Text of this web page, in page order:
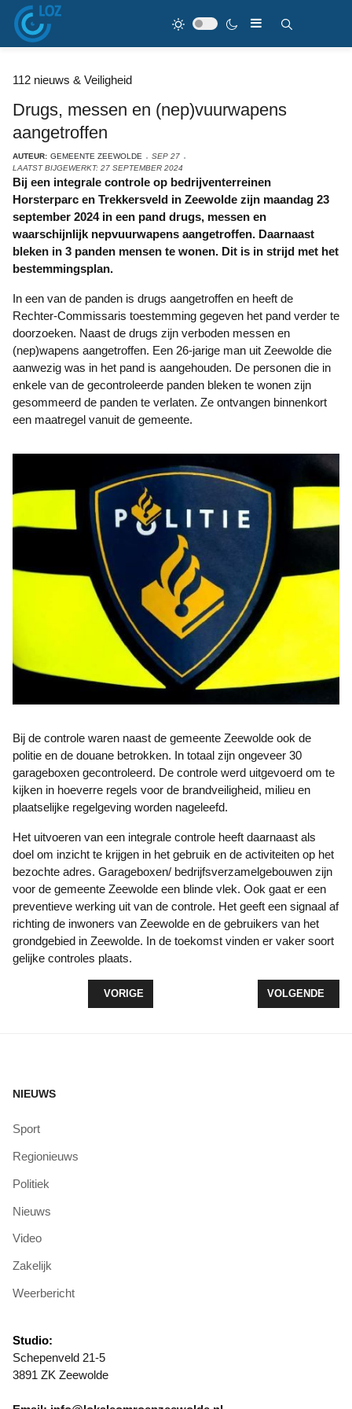
112 nieuws & Veiligheid
Drugs, messen en (nep)vuurwapens
aangetroffen
AUTEUR: GEMEENTE ZEEWOLDE
SEP 27
LAATST BIJGEWERKT: 27 SEPTEMBER 2024
Bij een integrale controle op bedrijventerreinen
Horsterparc en Trekkersveld in Zeewolde zijn maandag 23
september 2024 in een pand drugs, messen en
waarschijnlijk nepvuurwapens aangetroffen. Daarnaast
bleken in 3 panden mensen te wonen. Dit is in strijd met het
bestemmingsplan.
In een van de panden is drugs aangetroffen en heeft de
Rechter-Commissaris toestemming gegeven het pand verder te
doorzoeken. Naast de drugs zijn verboden messen en
(nep)wapens aangetroffen. Een 26-jarige man uit Zeewolde die
aanwezig was in het pand is aangehouden. De personen die in
enkele van de gecontroleerde panden bleken te wonen zijn
gesommeerd de panden te verlaten. Ze ontvangen binnenkort
een maatregel vanuit de gemeente.
Bij de controle waren naast de gemeente Zeewolde ook de
politie en de douane betrokken. In totaal zijn ongeveer 30
garageboxen gecontroleerd. De controle werd uitgevoerd om te
kijken in hoeverre regels voor de brandveiligheid, milieu en
plaatselijke regelgeving worden nageleefd.
Het uitvoeren van een integrale controle heeft daarnaast als
doel om inzicht te krijgen in het gebruik en de activiteiten op het
bezochte adres. Garageboxen/ bedrijfsverzamelgebouwen zijn
voor de gemeente Zeewolde een blinde vlek. Ook gaat er een
preventieve werking uit van de controle. Het geeft een signaal af
richting de inwoners van Zeewolde en de gebruikers van het
grondgebied in Zeewolde. In de toekomst vinden er vaker soort
gelijke controles plaats.
VORIG ARTIKEL: DIVERSE ONGEVALLEN IN
VORIGE VOLGENDE
VOLGENDE
NIEUWS
Sport
Regionieuws
Politiek
Nieuws
Video
Zakelijk
Weerbericht
Studio:
Schepenveld 21-5
3891 ZK Zeewolde